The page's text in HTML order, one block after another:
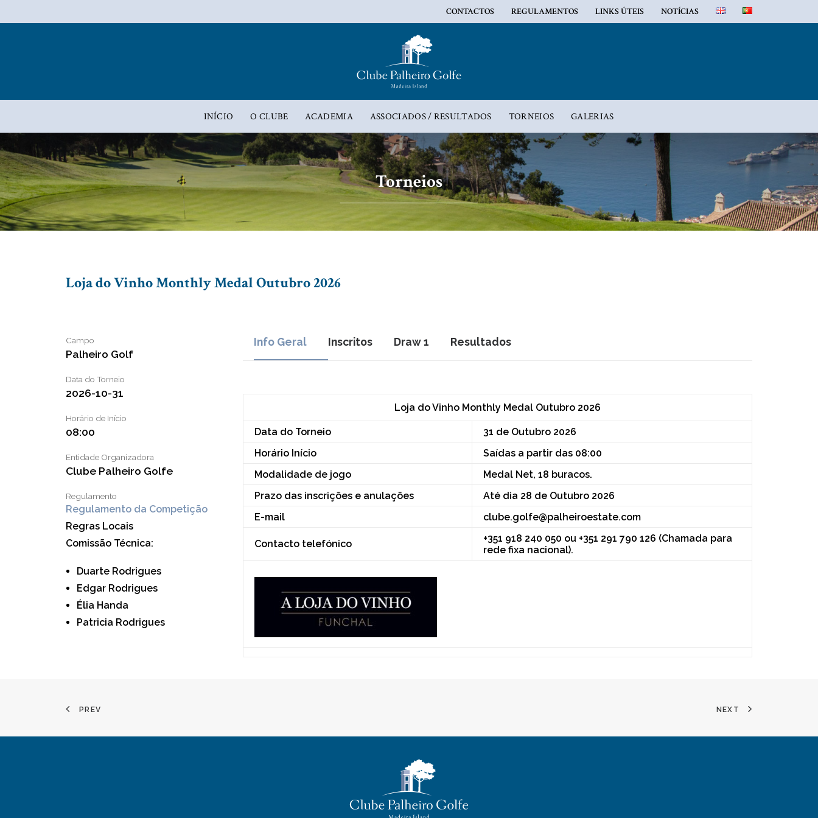
CONTACTOS REGULAMENTOS LINKS ÚTEIS NOTÍCIAS
INÍCIO O CLUBE ACADEMIA ASSOCIADOS / RESULTADOS TORNEIOS GALERIAS
Torneios
Loja do Vinho Monthly Medal Outubro 2026
Campo
Palheiro Golf
Data do Torneio
2026-10-31
Horário de Início
08:00
Entidade Organizadora
Clube Palheiro Golfe
Regulamento
Regulamento da Competição
Regras Locais
Comissão Técnica:
Duarte Rodrigues
Edgar Rodrigues
Élia Handa
Patricia Rodrigues
Info Geral Inscritos Draw 1 Resultados
Loja do Vinho Monthly Medal Outubro 2026
Data do Torneio
31 de Outubro 2026
Horário Início
Saídas a partir das 08:00
Modalidade de jogo
Medal Net, 18 buracos.
Prazo das inscrições e anulações
Até dia 28 de Outubro 2026
E-mail
clube.golfe@palheiroestate.com
Contacto telefónico
+351 918 240 050 ou +351 291 790 126 (Chamada para
rede fixa nacional).
PREV NEXT